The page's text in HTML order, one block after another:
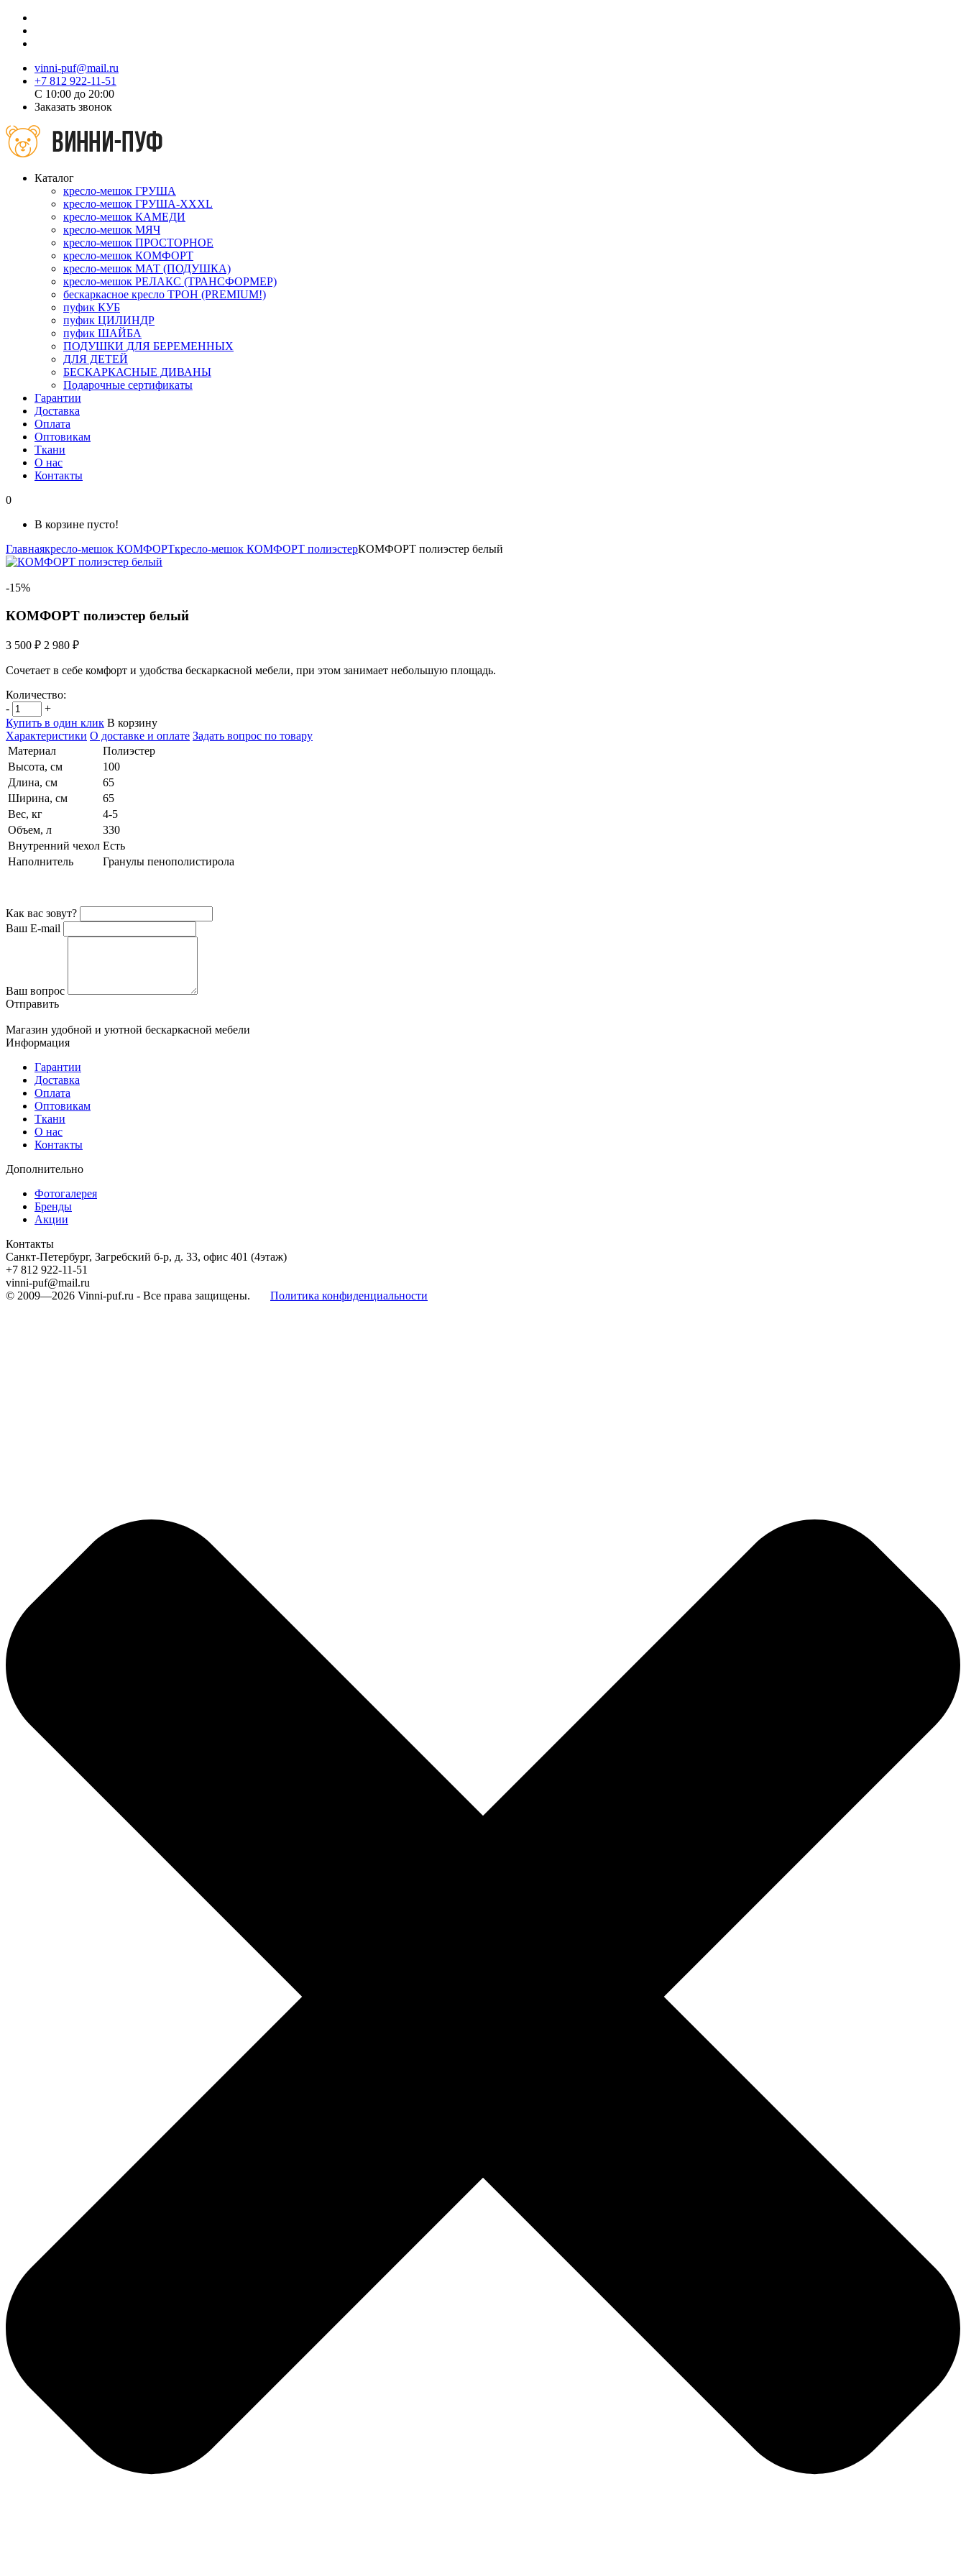
vinni-puf@mail.ru
+7 812 922-11-51
C 10:00 до 20:00
Заказать звонок
Каталог
кресло-мешок ГРУША
кресло-мешок ГРУША-XXXL
кресло-мешок КАМЕДИ
кресло-мешок МЯЧ
кресло-мешок ПРОСТОРНОЕ
кресло-мешок КОМФОРТ
кресло-мешок МАТ (ПОДУШКА)
кресло-мешок РЕЛАКС (ТРАНСФОРМЕР)
бескаркасное кресло ТРОН (PREMIUM!)
пуфик КУБ
пуфик ЦИЛИНДР
пуфик ШАЙБА
ПОДУШКИ ДЛЯ БЕРЕМЕННЫХ
ДЛЯ ДЕТЕЙ
БЕСКАРКАСНЫЕ ДИВАНЫ
Подарочные сертификаты
Гарантии
Доставка
Оплата
Оптовикам
Ткани
О нас
Контакты
0
В корзине пусто!
Главнаякресло-мешок КОМФОРТкресло-мешок КОМФОРТ полиэстерКОМФОРТ полиэстер белый
-15%
КОМФОРТ полиэстер белый
3 500 ₽ 2 980 ₽
Сочетает в себе комфорт и удобства бескаркасной мебели, при этом занимает небольшую площадь.
Количество:
-
+
Купить в один клик В корзину
Характеристики О доставке и оплате Задать вопрос по товару
Материал
Полиэстер
Высота, см
100
Длина, см
65
Ширина, см
65
Вес, кг
4-5
Объем, л
330
Внутренний чехол Есть
Наполнитель
Гранулы пенополистирола
Как вас зовут?
Ваш E-mail
Ваш вопрос
Отправить
Магазин удобной и уютной бескаркасной мебели
Информация
Гарантии
Доставка
Оплата
Оптовикам
Ткани
О нас
Контакты
Дополнительно
Фотогалерея
Бренды
Акции
Контакты
Санкт-Петербург, Загребский б-р, д. 33, офис 401 (4этаж)
+7 812 922-11-51
vinni-puf@mail.ru
© 2009—2026 Vinni-puf.ru - Все права защищены. Политика конфиденциальности